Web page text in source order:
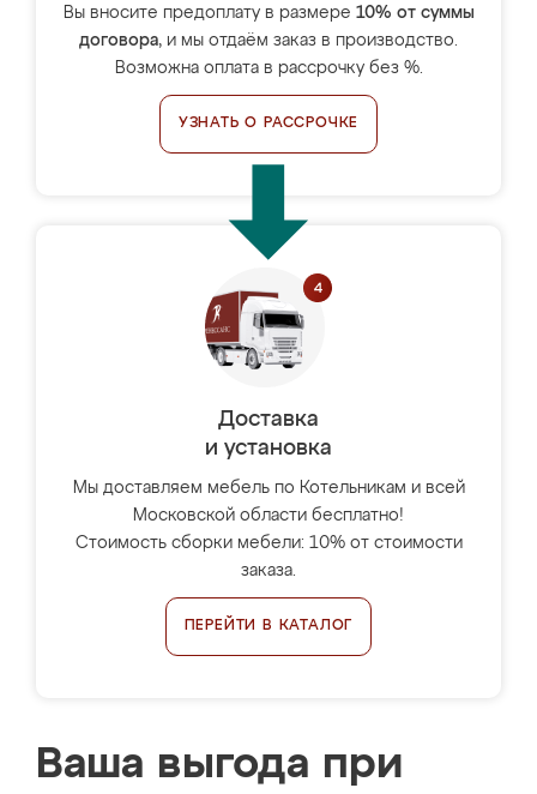
Вы вносите предоплату в размере 10% от суммы
договора, и мы отдаём заказ в производство.
Возможна оплата в рассрочку без %.
УЗНАТЬ О РАССРОЧКЕ
Доставка
и установка
Мы доставляем мебель по Котельникам и всей
Московской области бесплатно!
Стоимость сборки мебели: 10% от стоимости
заказа.
ПЕРЕЙТИ В КАТАЛОГ
Ваша выгода при